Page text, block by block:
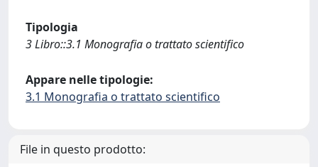
Tipologia
3 Libro::3.1 Monografia o trattato scientifico
Appare nelle tipologie:
3.1 Monografia o trattato scientifico
File in questo prodotto: